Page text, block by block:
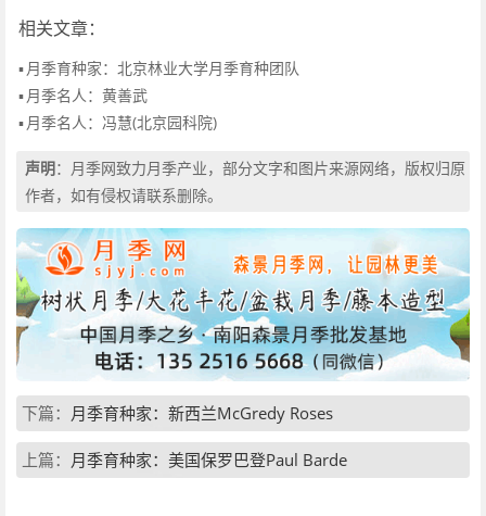
相关文章：
▪月季育种家：北京林业大学月季育种团队
▪月季名人：黄善武
▪月季名人：冯慧(北京园科院)
声明：月季网致力月季产业，部分文字和图片来源网络，版权归原
作者，如有侵权请联系删除。
下篇： 月季育种家：新西兰McGredy Roses
上篇： 月季育种家：美国保罗巴登Paul Barde